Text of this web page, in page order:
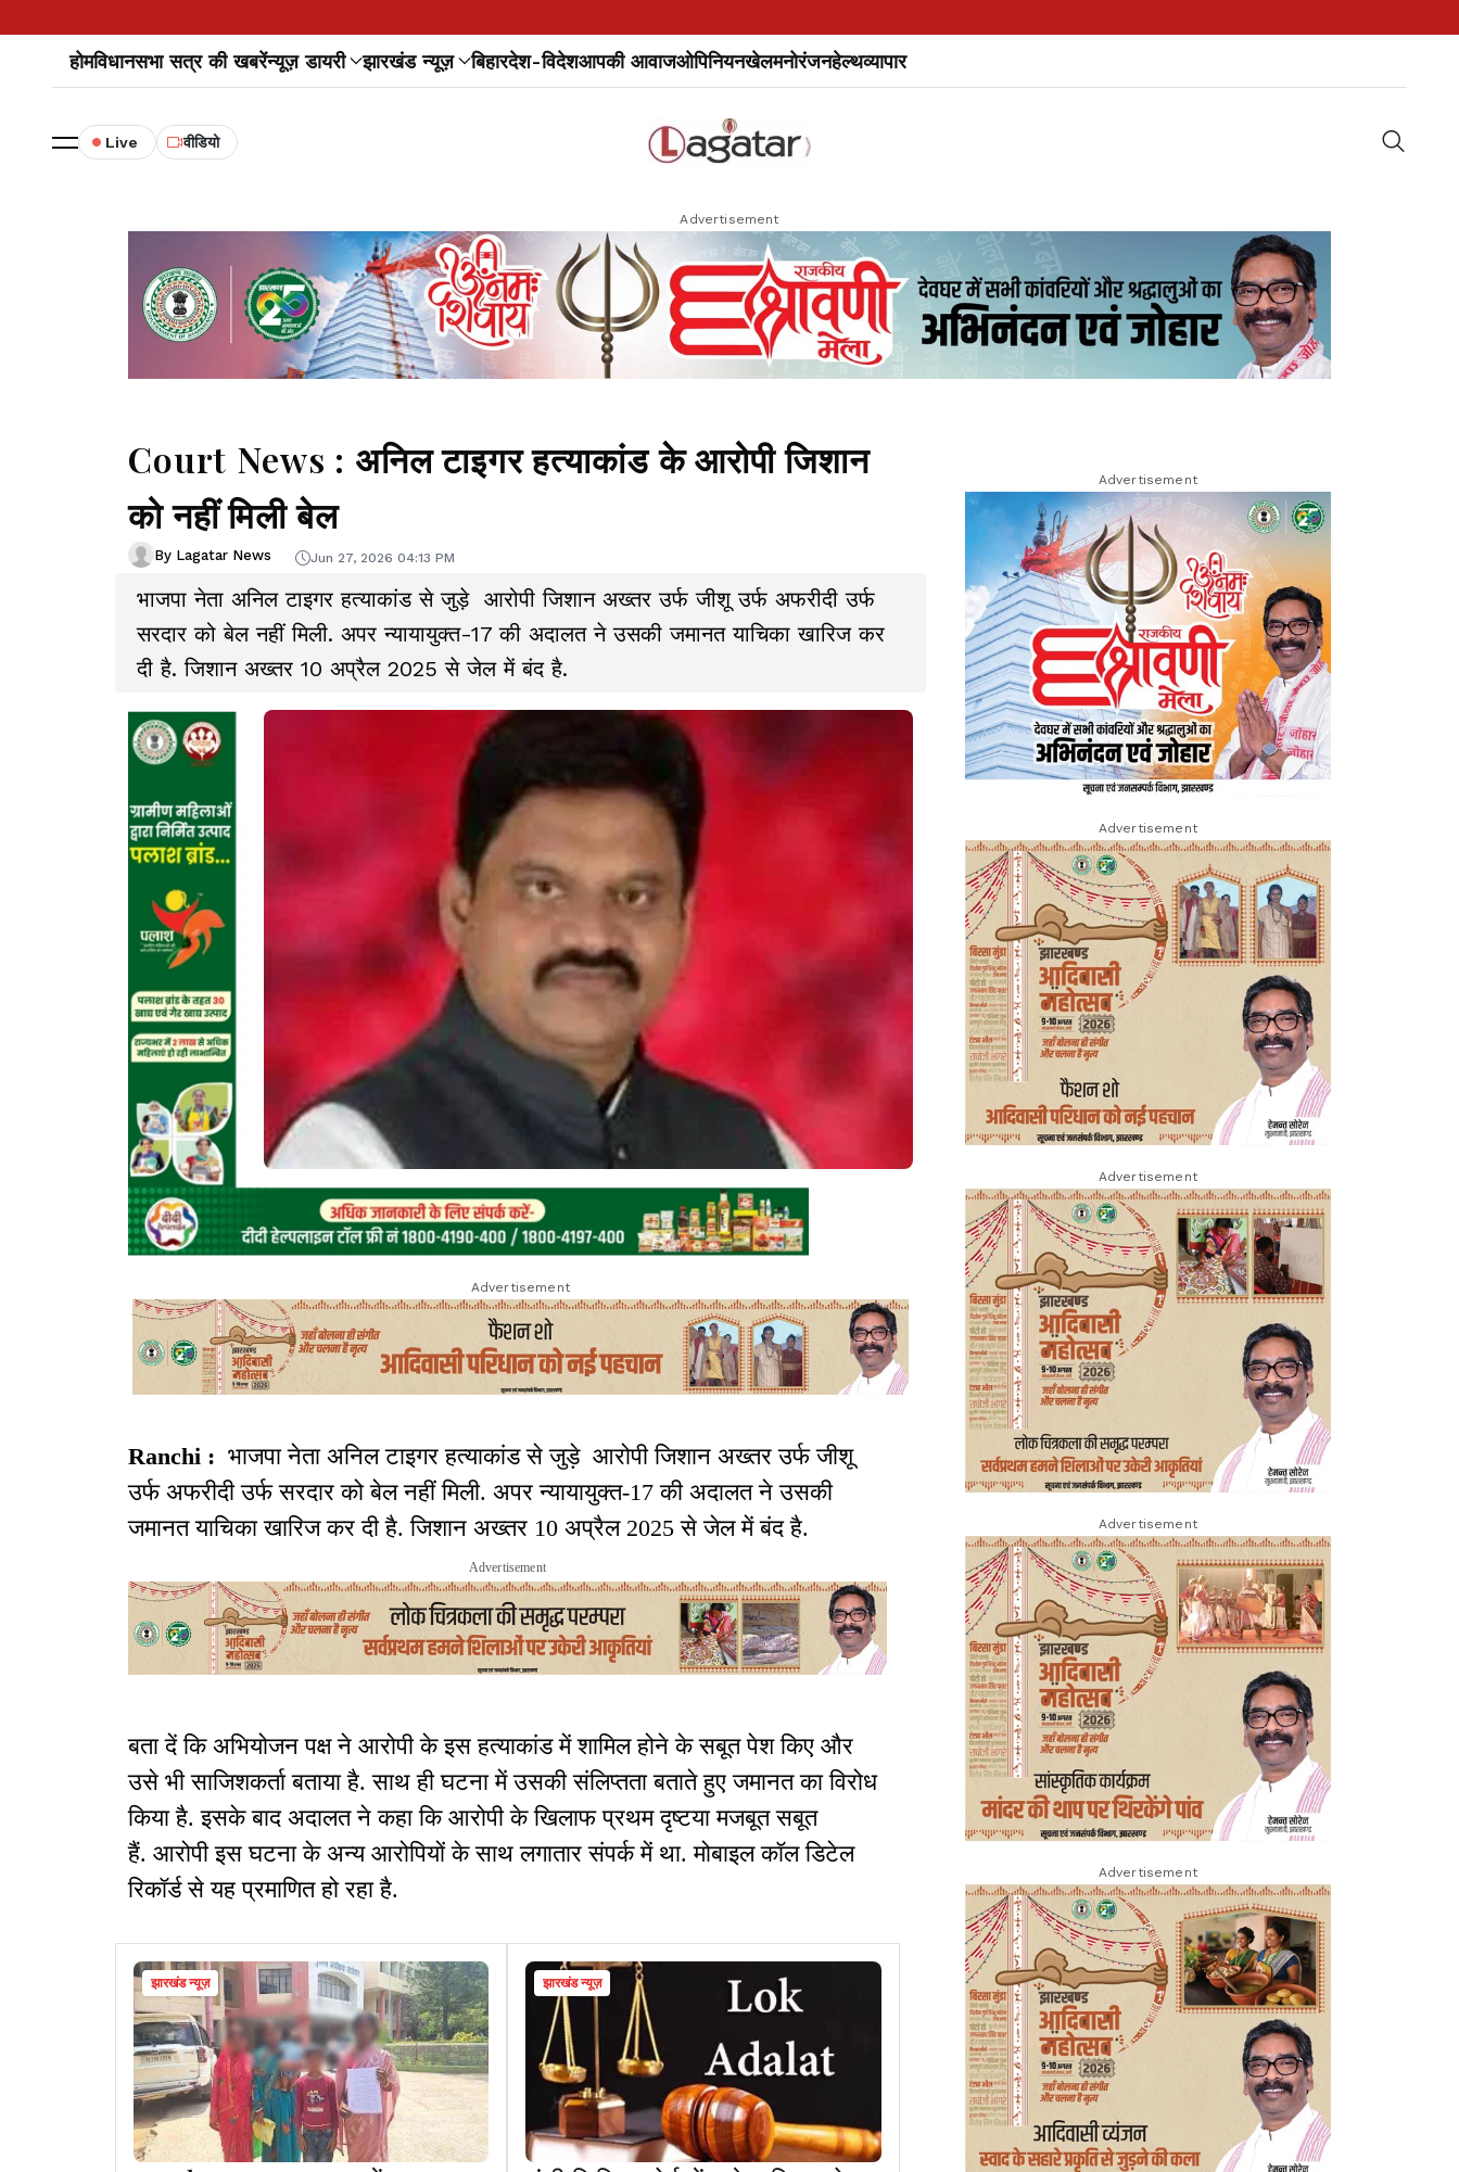
होमविधानसभा सत्र की खबरेंन्यूज़ डायरी झारखंड न्यूज़ बिहारदेश-विदेशआपकी आवाजओपिनियनखेलमनोरंजनहेल्थव्यापार
Live वीडियो
Advertisement
Court News : अनिल टाइगर हत्याकांड के आरोपी जिशान
को नहीं मिली बेल
By Lagatar News Jun 27, 2026 04:13 PM
भाजपा नेता अनिल टाइगर हत्याकांड से जुड़े आरोपी जिशान अख्तर उर्फ जीशू उर्फ अफरीदी उर्फ
सरदार को बेल नहीं मिली. अपर न्यायायुक्त-17 की अदालत ने उसकी जमानत याचिका खारिज कर
दी है. जिशान अख्तर 10 अप्रैल 2025 से जेल में बंद है.
Advertisement
Ranchi : भाजपा नेता अनिल टाइगर हत्याकांड से जुड़े आरोपी जिशान अख्तर उर्फ जीशू
उर्फ अफरीदी उर्फ सरदार को बेल नहीं मिली. अपर न्यायायुक्त-17 की अदालत ने उसकी
जमानत याचिका खारिज कर दी है. जिशान अख्तर 10 अप्रैल 2025 से जेल में बंद है.
Advertisement
बता दें कि अभियोजन पक्ष ने आरोपी के इस हत्याकांड में शामिल होने के सबूत पेश किए और
उसे भी साजिशकर्ता बताया है. साथ ही घटना में उसकी संलिप्तता बताते हुए जमानत का विरोध
किया है. इसके बाद अदालत ने कहा कि आरोपी के खिलाफ प्रथम दृष्टया मजबूत सबूत
हैं. आरोपी इस घटना के अन्य आरोपियों के साथ लगातार संपर्क में था. मोबाइल कॉल डिटेल
रिकॉर्ड से यह प्रमाणित हो रहा है.
झारखंड न्यूज़ झारखंड न्यूज़
Advertisement
Advertisement
Advertisement
Advertisement
Advertisement